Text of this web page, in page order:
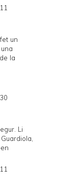
un
la
Li